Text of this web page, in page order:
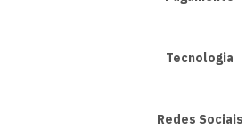
Tecnologia
Redes Sociais